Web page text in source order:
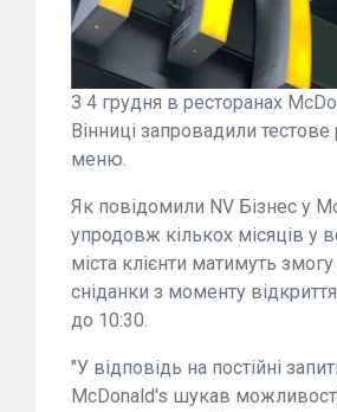
З 4 грудня в ресторанах
Вінниці запровадили
меню.
Як повідомили NV Бізнес у
упродовж кількох місяців у
міста клієнти матимуть
сніданки з моменту відкриття
до 10:30.
"У відповідь на постійні
McDonald's шукав